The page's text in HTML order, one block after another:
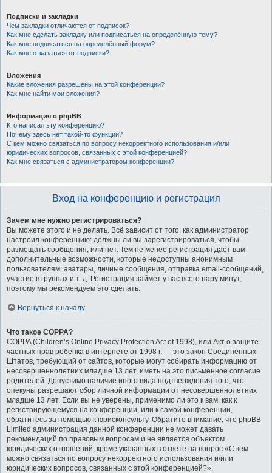
Подписки и закладки
Чем закладки отличаются от подписок?
Как мне сделать закладку или подписаться на определённую тему?
Как мне подписаться на определённый форум?
Как мне отказаться от подписки?
Вложения
Какие вложения разрешены на этой конференции?
Как мне найти мои вложения?
Информация о phpBB
Кто написал эту конференцию?
Почему здесь нет такой-то функции?
С кем можно связаться по вопросу некорректного использования и/или
юридических вопросов, связанных с этой конференцией?
Как мне связаться с администратором конференции?
Вход на конференцию и регистрация
Зачем мне нужно регистрироваться?
Вы можете этого и не делать. Всё зависит от того, как администратор
настроил конференцию: должны ли вы зарегистрироваться, чтобы
размещать сообщения, или нет. Тем не менее регистрация даёт вам
дополнительные возможности, которые недоступны анонимным
пользователям: аватары, личные сообщения, отправка email-сообщений,
участие в группах и т. д. Регистрация займёт у вас всего пару минут,
поэтому мы рекомендуем это сделать.
Вернуться к началу
Что такое COPPA?
COPPA (Children’s Online Privacy Protection Act of 1998), или Акт о защите
частных прав ребёнка в интернете от 1998 г. — это закон Соединённых
Штатов, требующий от сайтов, которые могут собирать информацию от
несовершеннолетних младше 13 лет, иметь на это письменное согласие
родителей. Допустимо наличие иного вида подтверждения того, что
опекуны разрешают сбор личной информации от несовершеннолетних
младше 13 лет. Если вы не уверены, применимо ли это к вам, как к
регистрирующемуся на конференции, или к самой конференции,
обратитесь за помощью к юрисконсульту. Обратите внимание, что phpBB
Limited администрация данной конференции не может давать
рекомендаций по правовым вопросам и не является объектом
юридических отношений, кроме указанных в ответе на вопрос «С кем
можно связаться по вопросу некорректного использования и/или
юридических вопросов, связанных с этой конференцией?».